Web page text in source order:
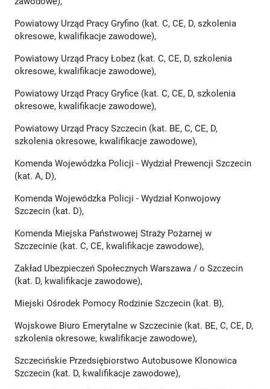
Powiatowy Urząd Pracy Gryfino (kat. C, CE, D, szkolenia
okresowe, kwalifikacje zawodowe),
Powiatowy Urząd Pracy Łobez (kat. C, CE, D, szkolenia
okresowe, kwalifikacje zawodowe),
Powiatowy Urząd Pracy Gryfice (kat. C, CE, D, szkolenia
okresowe, kwalifikacje zawodowe),
Powiatowy Urząd Pracy Szczecin (kat. BE, C, CE, D,
szkolenia okresowe, kwalifikacje zawodowe),
Komenda Wojewódzka Policji - Wydział Prewencji Szczecin
(kat. A, D),
Komenda Wojewódzka Policji - Wydział Konwojowy
Szczecin (kat. D),
Komenda Miejska Państwowej Straży Pożarnej w
Szczecinie (kat. C, CE, kwalifikacje zawodowe),
Zakład Ubezpieczeń Społecznych Warszawa / o Szczecin
(kat. D, kwalifikacje zawodowe),
Miejski Ośrodek Pomocy Rodzinie Szczecin (kat. B),
Wojskowe Biuro Emerytalne w Szczecinie (kat. BE, C, CE, D,
szkolenia okresowe, kwalifikacje zawodowe),
Szczecińskie Przedsiębiorstwo Autobusowe Klonowica
Szczecin (kat. D, kwalifikacje zawodowe),